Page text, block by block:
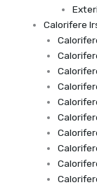
Calorifere